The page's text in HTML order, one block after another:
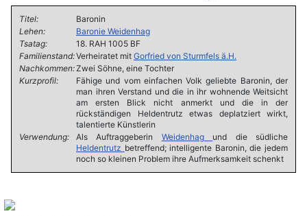
Titel:
Baronin
Lehen:
Baronie Weidenhag
Tsatag:
18. RAH 1005 BF
Familienstand:Verheiratet mit Gorfried von Sturmfels ä.H.
Nachkommen:Zwei Söhne, eine Tochter
Kurzprofil:
Fähige und vom einfachen Volk geliebte Baronin, der
man ihren Verstand und die in ihr wohnende Weitsicht
am ersten Blick nicht anmerkt und die in der
rückständigen Heldentrutz etwas deplatziert wirkt,
talentierte Künstlerin
Verwendung:
Als Auftraggeberin Weidenhag und die südliche
Heldentrutz betreffend; intelligente Baronin, die jedem
noch so kleinen Problem ihre Aufmerksamkeit schenkt